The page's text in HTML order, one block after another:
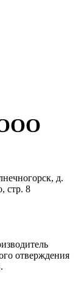
д.
стр. 8
отверждения